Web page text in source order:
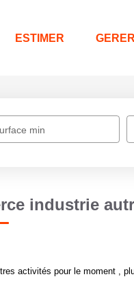
ESTIMER GERER
min
industrie
activités pour le moment ,